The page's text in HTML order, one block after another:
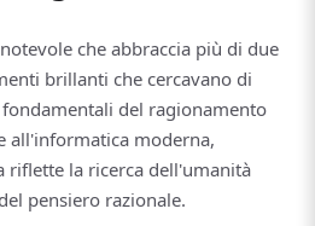
che abbraccia più di due
brillanti che cercavano di
del ragionamento
all'informatica moderna,
riflette la ricerca dell'umanità
pensiero razionale.